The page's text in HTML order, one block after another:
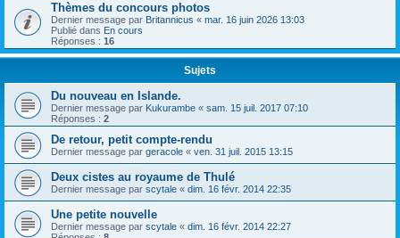
Thèmes du concours photos
Dernier message par Britannicus « mar. 16 juin 2026 13:03
Publié dans En cours
Réponses : 16
Sujets
Du nouveau en Islande.
Dernier message par Kukurambe « sam. 15 juil. 2017 07:10
Réponses : 2
De retour, petit compte-rendu
Dernier message par geracole « ven. 31 juil. 2015 13:15
Deux cistes au royaume de Thulé
Dernier message par scytale « dim. 16 févr. 2014 22:35
Une petite nouvelle
Dernier message par scytale « dim. 16 févr. 2014 22:27